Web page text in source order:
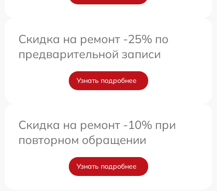
Скидка на ремонт -25% по
предварительной записи
Узнать подробнее
Скидка на ремонт -10% при
повторном обращении
Узнать подробнее